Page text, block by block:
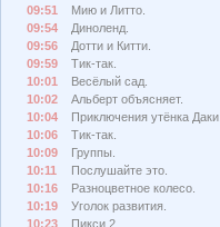
09:51
Мию и Литто.
09:54
Диноленд.
09:56
Дотти и Китти.
09:59
Тик-так.
10:01
Весёлый сад.
10:02
Альберт объясняет.
10:04
Приключения утёнка Даки.
10:06
Тик-так.
10:09
Группы.
10:11
Послушайте это.
10:16
Разноцветное колесо.
10:19
Уголок развития.
10:23
Пикси 2.